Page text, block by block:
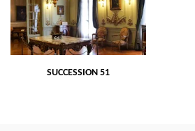
SUCCESSION 51